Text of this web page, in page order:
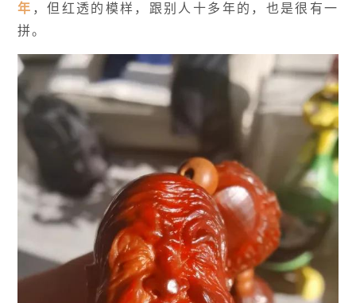
年 ，但红透的模样，跟别人十多年的，也是很有一
拼。